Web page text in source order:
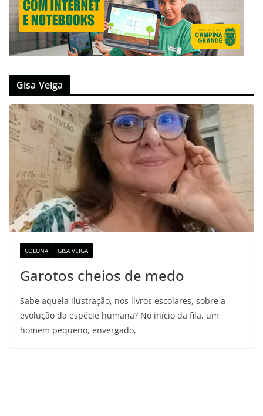
Gisa Veiga
COLUNA GISA VEIGA
Garotos cheios de medo
Sabe aquela ilustração, nos livros escolares, sobre a
evolução da espécie humana? No início da fila, um
homem pequeno, envergado,